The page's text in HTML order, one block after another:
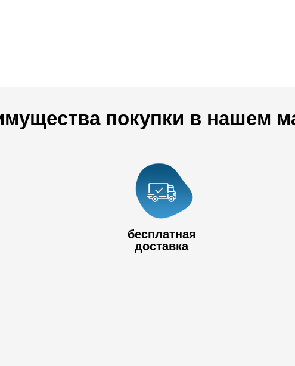
покупки в нашем
бесплатная
доставка
+7 727 390 50
32